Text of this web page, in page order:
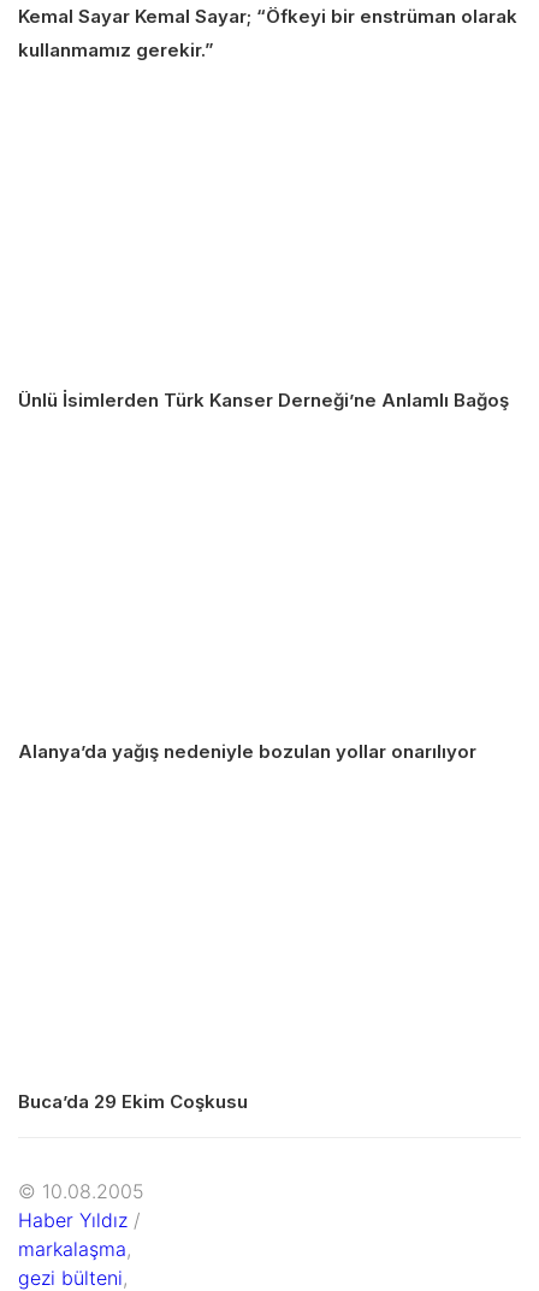
Kemal Sayar Kemal Sayar; “Öfkeyi bir enstrüman olarak
kullanmamız gerekir.”
Ünlü İsimlerden Türk Kanser Derneği’ne Anlamlı Bağoş
Alanya’da yağış nedeniyle bozulan yollar onarılıyor
Buca’da 29 Ekim Coşkusu
© 10.08.2005
Haber Yıldız /
markalaşma,
gezi bülteni,